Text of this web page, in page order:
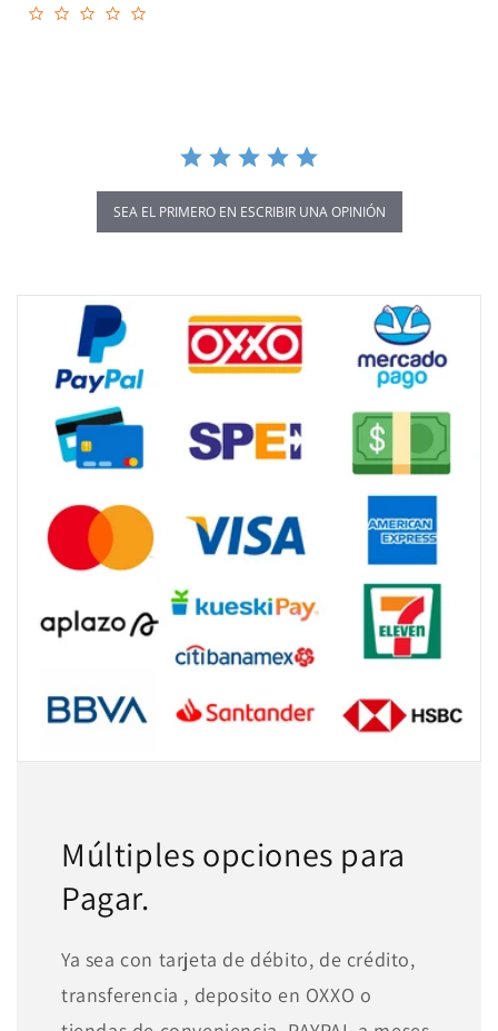
SEA EL PRIMERO EN ESCRIBIR UNA OPINIÓN
Múltiples opciones para
Pagar.
Ya sea con tarjeta de débito, de crédito,
transferencia , deposito en OXXO o